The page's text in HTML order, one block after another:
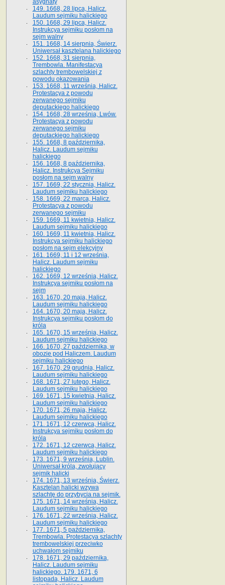
asygnaty
149. 1668, 28 lipca, Halicz.
Laudum sejmiku halickiego
150. 1668, 29 lipca, Halicz.
Instrukcya sejmiku posłom na
sejm walny
151. 1668, 14 sierpnia, Świerz.
Uniwersał kasztelana halickiego
152. 1668, 31 sierpnia,
Trembowla. Manifestacya
szlachty trembowelskiej z
powodu okazowania
153. 1668, 11 września, Halicz.
Protestacya z powodu
zerwanego sejmiku
deputackiego halickiego
154. 1668, 28 września, Lwów.
Protestacya z powodu
zerwanego sejmiku
deputackiego halickiego
155. 1668, 8 października,
Halicz. Laudum sejmiku
halickiego
156. 1668, 8 października,
Halicz. Instrukcya Sejmiku
posłom na sejm walny
157. 1669, 22 stycznia, Halicz.
Laudum sejmiku halickiego
158. 1669, 22 marca, Halicz.
Protestacya z powodu
zerwanego sejmiku
159. 1669, 11 kwietnia, Halicz.
Laudum sejmiku halickiego
160. 1669, 11 kwietnia, Halicz.
Instrukcya sejmiku halickiego
posłom na sejm elekcyjny
161. 1669, 11 i 12 września,
Halicz. Laudum sejmiku
halickiego
162. 1669, 12 września, Halicz.
Instrukcya sejmiku posłom na
sejm
163. 1670, 20 maja, Halicz.
Laudum sejmiku halickiego
164. 1670, 20 maja, Halicz.
Instrukcya sejmiku posłom do
króla
165. 1670, 15 września, Halicz.
Laudum sejmiku halickiego
166. 1670, 27 października, w
obozie pod Haliczem. Laudum
sejmiku halickiego
167. 1670, 29 grudnia, Halicz.
Laudum sejmiku halickiego
168. 1671, 27 lutego, Halicz.
Laudum sejmiku halickiego
169. 1671, 15 kwietnia, Halicz.
Laudum sejmiku halickiego
170. 1671, 26 maja, Halicz.
Laudum sejmiku halickiego
171. 1671, 12 czerwca, Halicz.
Instrukcya sejmiku posłom do
króla
172. 1671, 12 czerwca, Halicz.
Laudum sejmiku halickiego
173. 1671, 9 września, Lublin.
Uniwersał króla, zwołujący
sejmik halicki
174. 1671, 13 września, Świerz.
Kasztelan halicki wzywa
szlachtę do przybycia na sejmik.
175. 1671, 14 września, Halicz.
Laudum sejmiku halickiego
176. 1671, 22 września, Halicz.
Laudum sejmiku halickiego
177. 1671, 5 października,
Trembowla. Protestacya szlachty
trembowelskiej przeciwko
uchwałom sejmiku
178. 1671, 29 października,
Halicz. Laudum sejmiku
halickiego. 179. 1671, 6
listopada, Halicz. Laudum